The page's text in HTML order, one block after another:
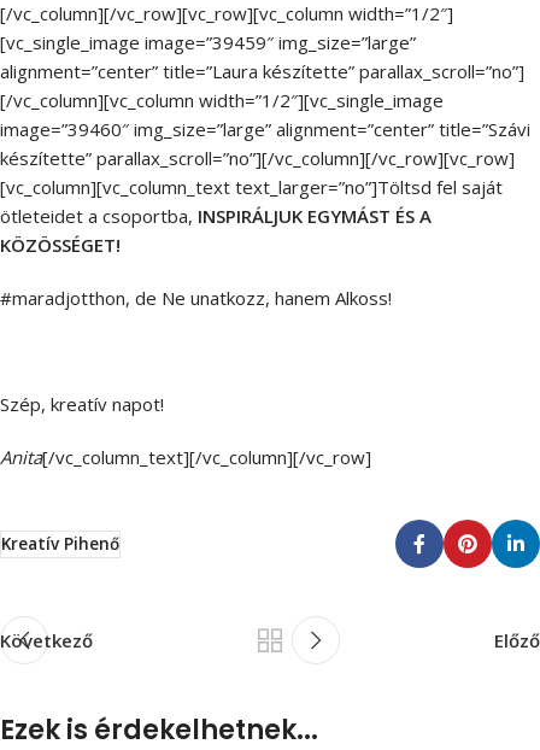
[/vc_column][/vc_row][vc_row][vc_column width=”1/2″]
[vc_single_image image=”39459″ img_size=”large”
alignment=”center” title=”Laura készítette” parallax_scroll=”no”]
[/vc_column][vc_column width=”1/2″][vc_single_image
image=”39460″ img_size=”large” alignment=”center” title=”Szávi
készítette” parallax_scroll=”no”][/vc_column][/vc_row][vc_row]
[vc_column][vc_column_text text_larger=”no”]Töltsd fel saját
ötleteidet a csoportba, INSPIRÁLJUK EGYMÁST ÉS A
KÖZÖSSÉGET!
#maradjotthon, de Ne unatkozz, hanem Alkoss!
Szép, kreatív napot!
Anita[/vc_column_text][/vc_column][/vc_row]
Kreatív Pihenő
Következő Előző
Ezek is érdekelhetnek...